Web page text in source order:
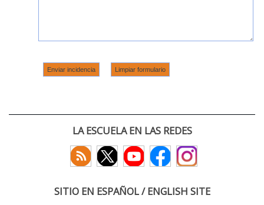
LA ESCUELA EN LAS REDES
SITIO EN ESPAÑOL / ENGLISH SITE